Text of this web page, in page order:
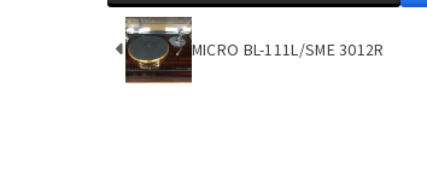
MICRO BL-111L/SME 3012R